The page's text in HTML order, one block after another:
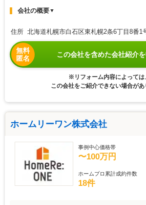
会社の概要▼
住所 北海道札幌市白石区東札幌2条6丁目8番1
無料
匿名
この会社を含めた会社紹介
※リフォーム内容によっては
この会社をご紹介できない場合があ
ホームリーワン株式会社
事例中心価格帯
〜100万円
ホームプロ累計成約件数
18件